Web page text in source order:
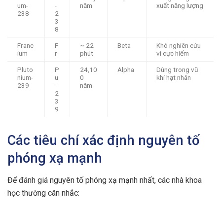
um-
238
-
2
3
8
năm
xuất năng lượng
Franc
ium
F
r
~ 22
phút
Beta
Khó nghiên cứu
vì cực hiếm
Pluto
nium-
239
P
u
-
2
3
9
24,10
0
năm
Alpha
Dùng trong vũ
khí hạt nhân
Các tiêu chí xác định nguyên tố
phóng xạ mạnh
Để đánh giá nguyên tố phóng xạ mạnh nhất, các nhà khoa
học thường cân nhắc: